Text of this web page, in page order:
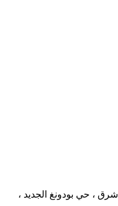
رقم 1688 ، طريق Gaoke شرق ، حي بودونغ الجديد ،